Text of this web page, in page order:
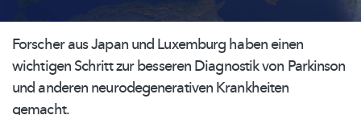
Forscher aus Japan und Luxemburg haben einen
wichtigen Schritt zur besseren Diagnostik von Parkinson
und anderen neurodegenerativen Krankheiten
gemacht.